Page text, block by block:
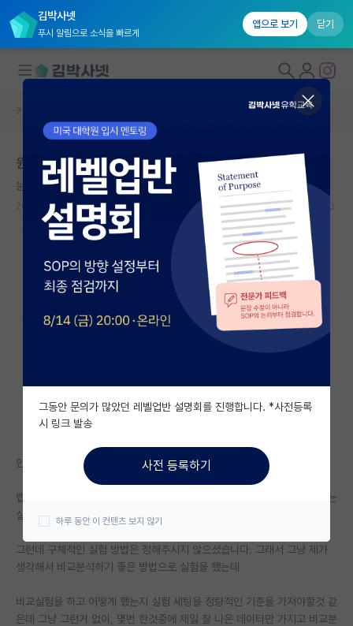
김박사넷
푸시 알림으로 소식을 빠르게
앱으로 보기 닫기
대학원생 모집
국내대학원 정보
연구실&오픈랩
커뮤니티
커뮤니티 홈
전체글보기
베스트 게시판
자유 게시판(아무개랩)
미국 유학 게시판
미국 대학원 합격 후기 게시판
대학원생 모집 게시판
연구실(PI) 홍보 게시판
석박사 채용 정보 게시판
임용 정보 게시판
커뮤니티 홈
원래 논문 다 이렇게쓰나요?
눈치보는 존 롤스
2026.04.24 5 3823
안녕하세요 wet 랩에서 학부연구생으로 연구에 참여하고 있습니다.
랩 연구원님이 아이디어부터 실험 방법등 모두 기획하고 저에게 데이터 뽑는
실험을 맡겼습니다.
그런데 구체적인 실험 방법은 정해주시지 않으셨습니다. 그래서 그냥 제가
생각해서 비교분석하기 좋은 방법으로 실험을 했는데
비교실험을 하고 어떻게 했는지 실험 세팅을 정량적인 기준을 가져야할것 같
은데 그냥 그런거 없이, 몇번 한것중에 제일 잘 나온 데이터만 가지고 비교분
그동안 문의가 많았던 레벨업반 설명회를 진행합니다. *사전등록
시 링크 발송
사전 등록하기
하루 동안 이 컨텐츠 보지 않기